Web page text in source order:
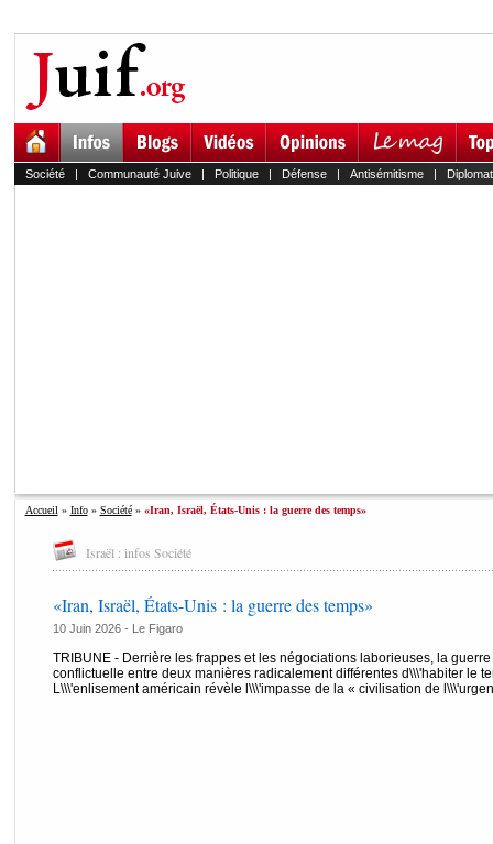
Société| Communauté Juive| Politique| Défense| Antisémitisme|
Accueil » Info» Société» «Iran, Israël, États-Unis : la guerre des temps»
Israël : infos Société
«Iran, Israël, États-Unis : la guerre des temps»
10 Juin 2026 - Le Figaro
TRIBUNE - Derrière les frappes et les négociations laborieuses, la
conflictuelle entre deux manières radicalement différentes d\\\'habiter le
L\\\'enlisement américain révèle l\\\'impasse de la « civilisation de